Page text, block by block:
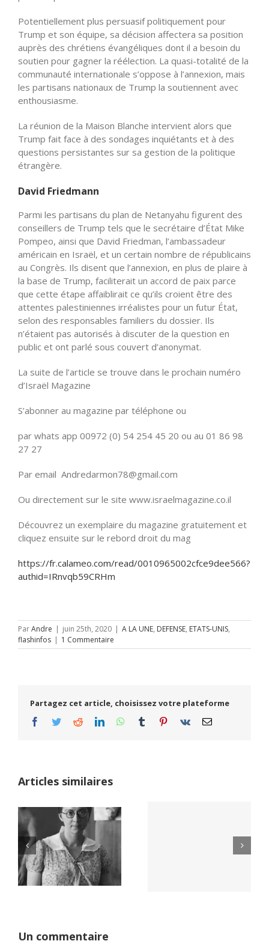
Potentiellement plus persuasif politiquement pour
Trump et son équipe, sa décision affectera sa position
auprès des chrétiens évangéliques dont il a besoin du
soutien pour gagner la réélection. La quasi-totalité de la
communauté internationale s’oppose à l’annexion, mais
les partisans nationaux de Trump la soutiennent avec
enthousiasme.
La réunion de la Maison Blanche intervient alors que
Trump fait face à des sondages inquiétants et à des
questions persistantes sur sa gestion de la politique
étrangère.
David Friedmann
Parmi les partisans du plan de Netanyahu figurent des
conseillers de Trump tels que le secrétaire d’État Mike
Pompeo, ainsi que David Friedman, l’ambassadeur
américain en Israël, et un certain nombre de républicains
au Congrès. Ils disent que l’annexion, en plus de plaire à
la base de Trump, faciliterait un accord de paix parce
que cette étape affaiblirait ce qu’ils croient être des
attentes palestiniennes irréalistes pour un futur État,
selon des responsables familiers du dossier. Ils
n’étaient pas autorisés à discuter de la question en
public et ont parlé sous couvert d’anonymat.
La suite de l’article se trouve dans le prochain numéro
d’Israël Magazine
S’abonner au magazine par téléphone ou
par whats app 00972 (0) 54 254 45 20 ou au 01 86 98
27 27
Par email Andredarmon78@gmail.com
Ou directement sur le site www.israelmagazine.co.il
Découvrez un exemplaire du magazine gratuitement et
cliquez ensuite sur le rebord droit du mag
https://fr.calameo.com/read/0010965002cfce9dee566?
authid=IRnvqb59CRHm
ParAndre | juin 25th, 2020 | A LA UNE, DEFENSE, ETATS-UNIS,
flashinfos | 1 Commentaire
Partagez cet article, choisissez votre plateforme
Facebook
TwitterRedditLinkedInWhatsApp
Tumblr Pinterest
Vk Email
Articles similaires
Netflix Field of
Dreams (1989)
Yaïr Golan : une
Un commentaire